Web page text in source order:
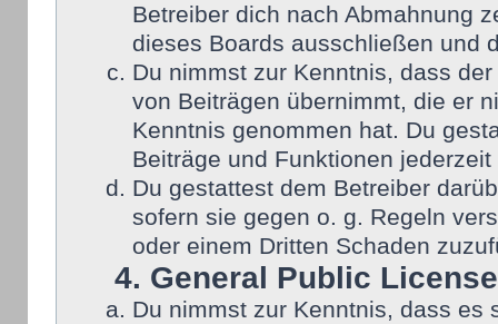
Betreiber dich nach Abmahnung
dieses Boards ausschließen und
Du nimmst zur Kenntnis, dass
von Beiträgen übernimmt, die er
Kenntnis genommen hat. Du
Beiträge und Funktionen
Du gestattest dem Betreiber
sofern sie gegen o. g. Regeln
oder einem Dritten Schaden
4. General Public License
Du nimmst zur Kenntnis, dass es